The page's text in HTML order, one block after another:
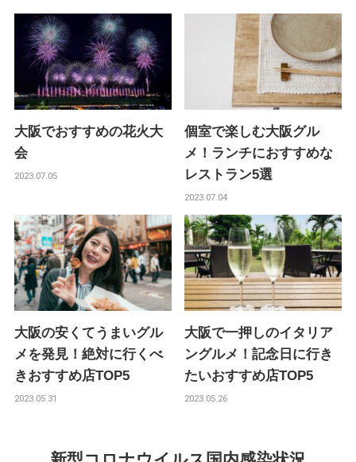
大阪でおすすめの花火大
会
2023.07.05
個室で楽しむ大阪グル
メ！ランチにおすすめな
レストラン5選
2023.07.04
大阪の安くてうまいグル
メを発見！絶対に行くべ
きおすすめ店TOP5
2023.05.31
大阪で一押しのイタリア
ングルメ！記念日に行き
たいおすすめ店TOP5
2023.05.26